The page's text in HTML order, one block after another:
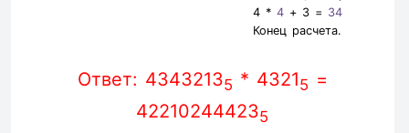
4 *4 + 3 = 34
Конец расчета.
Ответ: 43432135 * 43215 =
422102444235